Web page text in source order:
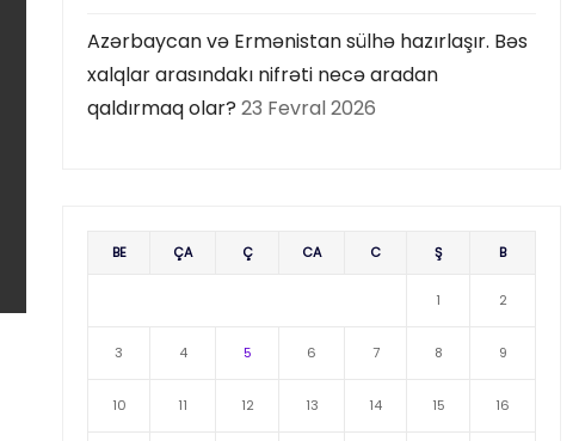
Azərbaycan və Ermənistan sülhə hazırlaşır. Bəs
xalqlar arasındakı nifrəti necə aradan
qaldırmaq olar? 23 Fevral 2026
BE ÇA Ç CA C Ş B
1 2
3 4 5 6 7 8 9
10 11 12 13 14 15 16